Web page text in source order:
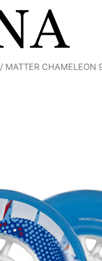
/ MATTER CHAMELEON